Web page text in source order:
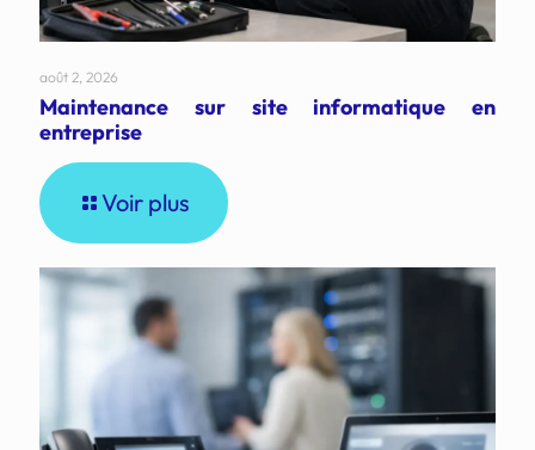
août 2, 2026
Maintenance sur site informatique en
entreprise
Voir plus